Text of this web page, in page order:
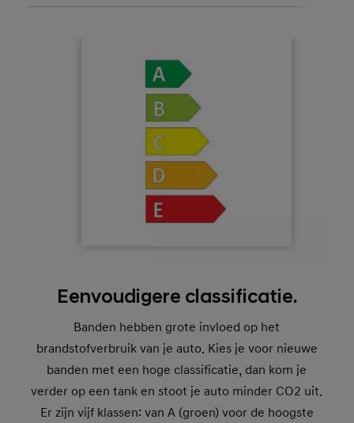
Eenvoudigere classificatie.
Banden hebben grote invloed op het
brandstofverbruik van je auto. Kies je voor nieuwe
banden met een hoge classificatie, dan kom je
verder op een tank en stoot je auto minder CO2 uit.
Er zijn vijf klassen: van A (groen) voor de hoogste